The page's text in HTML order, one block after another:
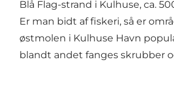
Blå Flag-strand i Kulhuse, ca.
Er man bidt af fiskeri, så er
østmolen i Kulhuse Havn
blandt andet fanges skrubber